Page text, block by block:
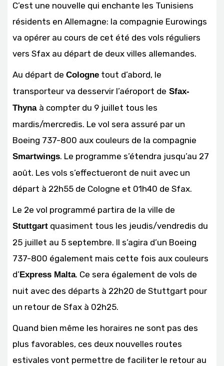
C’est une nouvelle qui enchante les Tunisiens
résidents en Allemagne: la compagnie Eurowings
va opérer au cours de cet été des vols réguliers
vers Sfax au départ de deux villes allemandes.
Au départ de Cologne tout d’abord, le
transporteur va desservir l’aéroport de Sfax-
Thyna à compter du 9 juillet tous les
mardis/mercredis. Le vol sera assuré par un
Boeing 737-800 aux couleurs de la compagnie
Smartwings. Le programme s’étendra jusqu’au 27
août. Les vols s’effectueront de nuit avec un
départ à 22h55 de Cologne et 01h40 de Sfax.
Le 2e vol programmé partira de la ville de
Stuttgart quasiment tous les jeudis/vendredis du
25 juillet au 5 septembre. Il s’agira d’un Boeing
737-800 également mais cette fois aux couleurs
d’Express Malta. Ce sera également de vols de
nuit avec des départs à 22h20 de Stuttgart pour
un retour de Sfax à 02h25.
Quand bien même les horaires ne sont pas des
plus favorables, ces deux nouvelles routes
estivales vont permettre de faciliter le retour au